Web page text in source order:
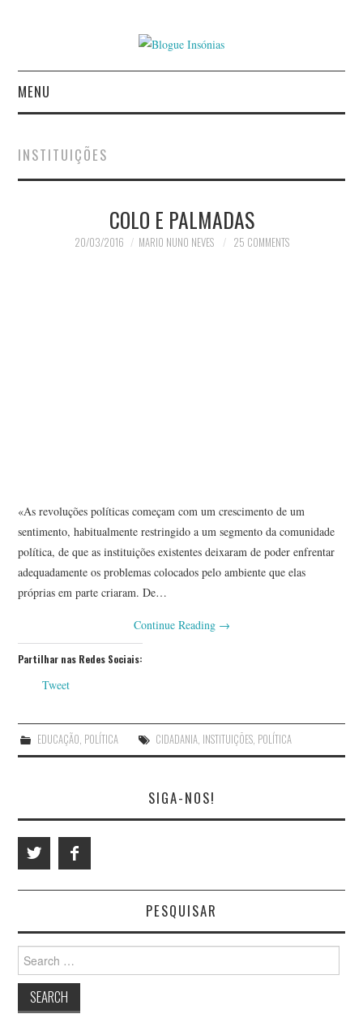
MENU
AUTORES
AGUIAR CASTRO
ANTÓNIO ARAÚJO
ANTÓNIO CAPUCHO
ANTÓNIO MARTINHO
ARNALDO COELHO
ARTUR OSÓRIO ARAÚJO
BRUNO PINTO
ELVIRA CARÇÃO-DE-
GÁLIO
FERNANDO FIGUEIREDO
FERNANDO TAVARES
FRANCISCO CLAUDINO
INSTITUIÇÕES
COLO E PALMADAS
20/03/2016 MARIO NUNO NEVES 25 COMMENTS
«As revoluções políticas começam com um crescimento de um
sentimento, habitualmente restringido a um segmento da comunidade
política, de que as instituições existentes deixaram de poder enfrentar
adequadamente os problemas colocados pelo ambiente que elas
próprias em parte criaram. De…
Continue Reading →
Partilhar nas Redes Sociais:
Tweet
EDUCAÇÃO, POLÍTICA CIDADANIA, INSTITUIÇÕES, POLÍTICA
SIGA-NOS!
PESQUISAR
Search
for: